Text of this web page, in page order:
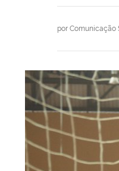
por Comunicação